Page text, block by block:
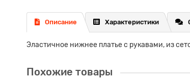
Описание Характеристики
Эластичное нижнее платье с рукавами, из
Похожие товары